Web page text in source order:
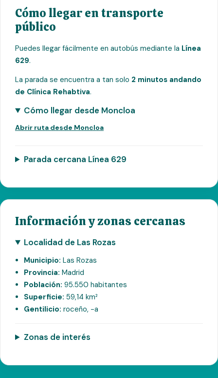
Cómo llegar en transporte
público
Puedes llegar fácilmente en autobús mediante la Línea
629.
La parada se encuentra a tan solo 2 minutos andando
de Clínica Rehabtiva.
Cómo llegar desde Moncloa
Abrir ruta desde Moncloa
Parada cercana Línea 629
Información y zonas cercanas
Localidad de Las Rozas
Municipio: Las Rozas
Provincia: Madrid
Población: 95.550 habitantes
Superficie: 59,14 km²
Gentilicio: roceño, -a
Zonas de interés